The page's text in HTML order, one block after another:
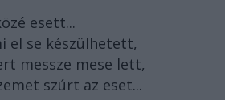
esett...
el se készülhetett,
messze mese lett,
szúrt az eset...